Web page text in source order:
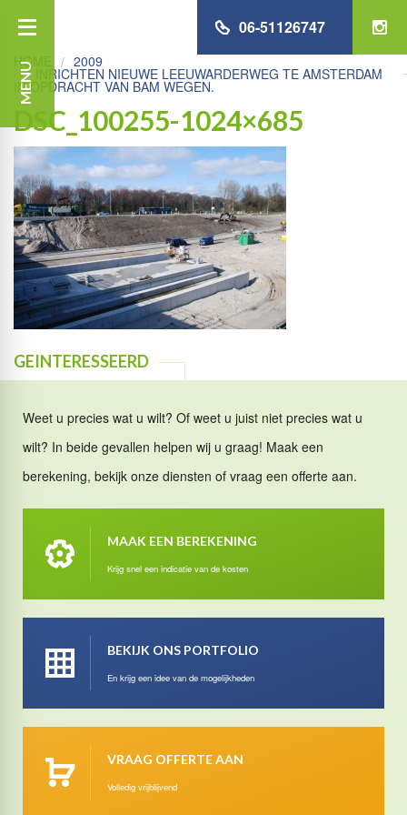
MENU
06-51126747
HOME 2009
INRICHTEN NIEUWE LEEUWARDERWEG TE AMSTERDAM
IN OPDRACHT VAN BAM WEGEN.
DSC_100255-1024×685
GEINTERESSEERD
Weet u precies wat u wilt? Of weet u juist niet precies wat u
wilt? In beide gevallen helpen wij u graag! Maak een
berekening, bekijk onze diensten of vraag een offerte aan.
MAAK EEN BEREKENING
Krijg snel een indicatie van de kosten
BEKIJK ONS PORTFOLIO
En krijg een idee van de mogelijkheden
VRAAG OFFERTE AAN
Volledig vrijblijvend